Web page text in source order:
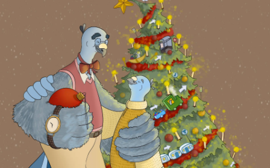
Praktisk information
Tillgänglighet på museet
Aktiviteter
Visningar på museet
Visningar i tunnelbanan
Möte och konferens
Konst på Spårvägsmuseet
Museets historia
Butiken
Spårvägsmuseets vänförening
Lediga jobb
Kontakta oss
Press och media
Skolprogram
Skolvisning åk F-3
Skolvisning åk 4-6
Skolvisning åk 7-9
Skolvisning gymnasiet
Samlingar
Biljetter